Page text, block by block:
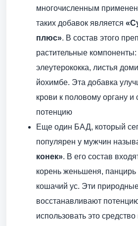
многочисленным
таких добавок является
плюс». В состав этого
растительные компоненты:
элеутерококка, листья
йохимбе. Эта добавка
крови к половому органу и
потенцию
Еще один БАД, который
популярен у мужчин
конек». В его состав
корень женьшеня, панцирь
кошачий ус. Эти
восстанавливают
использовать это